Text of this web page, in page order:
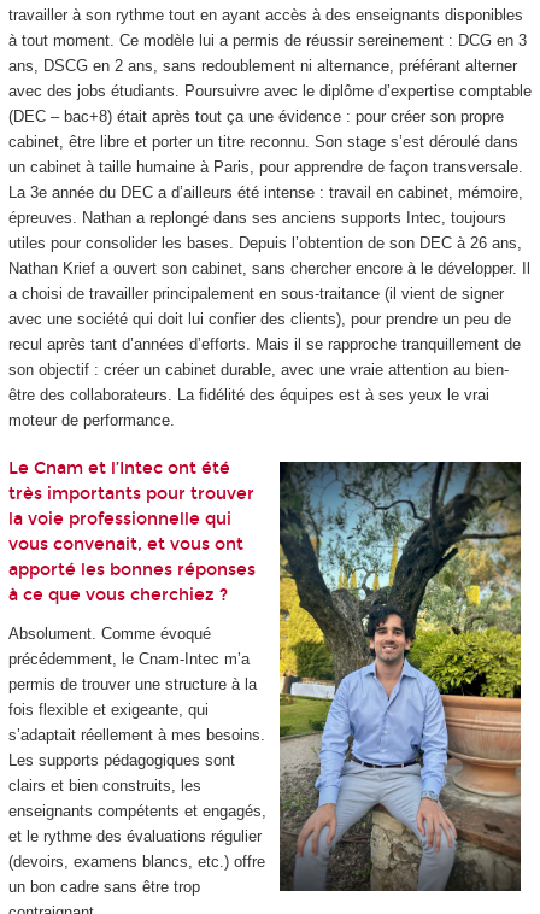
travailler à son rythme tout en ayant accès à des enseignants disponibles
à tout moment. Ce modèle lui a permis de réussir sereinement : DCG en 3
ans, DSCG en 2 ans, sans redoublement ni alternance, préférant alterner
avec des jobs étudiants. Poursuivre avec le diplôme d’expertise comptable
(DEC – bac+8) était après tout ça une évidence : pour créer son propre
cabinet, être libre et porter un titre reconnu. Son stage s’est déroulé dans
un cabinet à taille humaine à Paris, pour apprendre de façon transversale.
La 3e année du DEC a d’ailleurs été intense : travail en cabinet, mémoire,
épreuves. Nathan a replongé dans ses anciens supports Intec, toujours
utiles pour consolider les bases. Depuis l’obtention de son DEC à 26 ans,
Nathan Krief a ouvert son cabinet, sans chercher encore à le développer. Il
a choisi de travailler principalement en sous-traitance (il vient de signer
avec une société qui doit lui confier des clients), pour prendre un peu de
recul après tant d’années d’efforts. Mais il se rapproche tranquillement de
son objectif : créer un cabinet durable, avec une vraie attention au bien-
être des collaborateurs. La fidélité des équipes est à ses yeux le vrai
moteur de performance.
Le Cnam et l’Intec ont été
très importants pour trouver
la voie professionnelle qui
vous convenait, et vous ont
apporté les bonnes réponses
à ce que vous cherchiez ?
Absolument. Comme évoqué
précédemment, le Cnam-Intec m’a
permis de trouver une structure à la
fois flexible et exigeante, qui
s’adaptait réellement à mes besoins.
Les supports pédagogiques sont
clairs et bien construits, les
enseignants compétents et engagés,
et le rythme des évaluations régulier
(devoirs, examens blancs, etc.) offre
un bon cadre sans être trop